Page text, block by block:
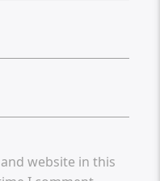
website in this